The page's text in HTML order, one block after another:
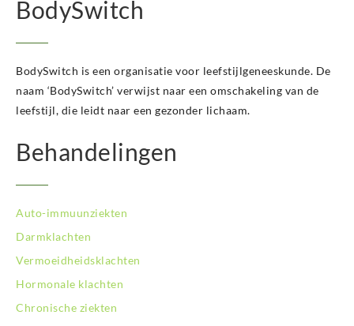
BodySwitch Hoofddorp
BodySwitch Hoorn
BodySwitch Kampen
BodySwitch Kerkrade
BodySwitch Krimpenerwaard
BodySwitch Leeuwarden
BodySwitch Leiden
BodySwitch Lelystad
BodySwitch Maastricht
BodySwitch Nijmegen
BodySwitch Oss
BodySwitch Purmerend
BodySwitch Rotterdam-Centrum
BodySwitch Rotterdam-Kralingen
BodySwitch
BodySwitch is een organisatie voor leefstijlgeneeskunde. De
naam ‘BodySwitch’ verwijst naar een omschakeling van de
leefstijl, die leidt naar een gezonder lichaam.
Behandelingen
Auto-immuunziekten
Darmklachten
Vermoeidheidsklachten
Hormonale klachten
Chronische ziekten